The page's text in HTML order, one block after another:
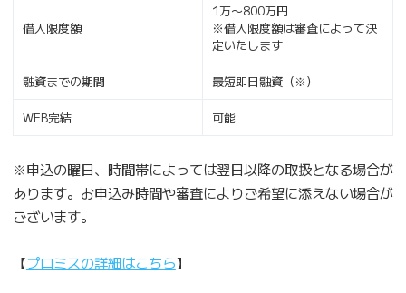
借入限度額
1万〜800万円
※借入限度額は審査によって決
定いたします
融資までの期間 最短即日融資（※）
WEB完結 可能
※申込の曜日、時間帯によっては翌日以降の取扱となる場合が
あります。お申込み時間や審査によりご希望に添えない場合が
ございます。
【プロミスの詳細はこちら】